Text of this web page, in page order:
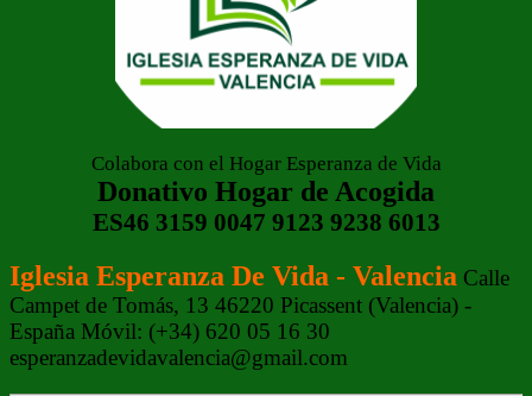
Colabora con el Hogar Esperanza de Vida
Donativo Hogar de Acogida
ES46 3159 0047 9123 9238 6013
Iglesia Esperanza De Vida - Valencia Calle
Campet de Tomás, 13 46220 Picassent (Valencia) -
España Móvil: (+34) 620 05 16 30
esperanzadevidavalencia@gmail.com